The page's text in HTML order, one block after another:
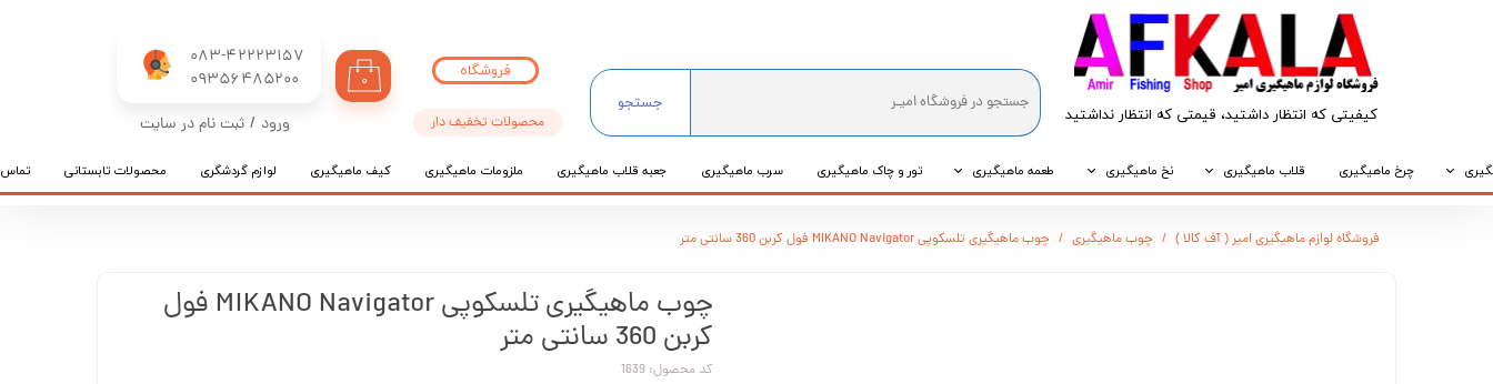
کیفیتی که انتظار داشتید، قیمتی که انتظار نداشتید​​​​​​​
083-42223157
​​​​​​​09356485200
جستجو
۰
ورود / ثبت نام در سایت
تغییر گذر واژه
خروج از حساب کاربری
چرخ ماهیگیری قلاب ماهیگیری نخ ماهیگیری طعمه ماهیگیری تور و چاک ماهیگیری سرب ماهیگیری جعبه قلاب ماهیگیری ملزومات ماهیگیری کیف ماهیگیری لوازم گردشگری محصولات تابستانی تماس
محصولات تخفیف دار
فروشگاه
فروشگاه لوازم ماهیگیری امیر ( آف کالا ) چوب ماهیگیری چوب ماهیگیری تلسکوپی MIKANO Navigator فول کربن 360 سانتی متر
چوب ماهیگیری تلسکوپی MIKANO Navigator فول
کربن 360 سانتی متر
کد محصول: 1639